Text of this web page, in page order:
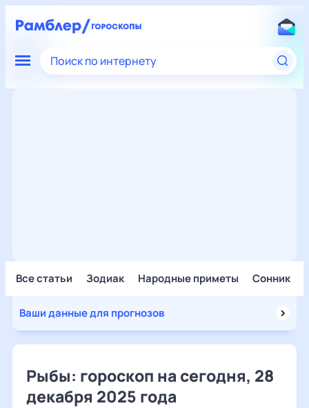
Поиск по интернету
Все статьи Зодиак Народные приметы Сонник
Ваши данные для прогнозов
Рыбы: гороскоп на сегодня, 28
декабря 2025 года